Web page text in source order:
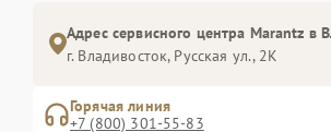
Адрес сервисного центра Marantz в
г. Владивосток, Русская ул., 2К
Горячая линия
+7 (800) 301-55-83